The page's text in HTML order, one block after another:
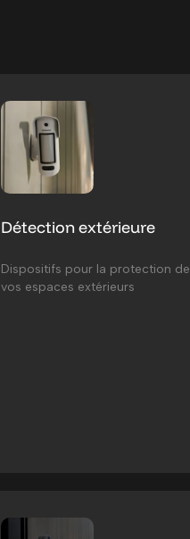
Détection extérieure
Dispositifs pour la protection de
vos espaces extérieurs